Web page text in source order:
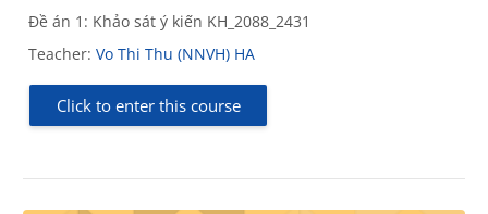
Đề án 1: Khảo sát ý kiến KH_2088_2431
Teacher: Vo Thi Thu (NNVH) HA
Click to enter this course